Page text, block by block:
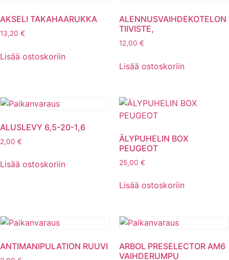
AKSELI TAKAHAARUKKA
13,20 €
Lisää ostoskoriin
ALENNUSVAIHDEKOTELON
TIIVISTE,
12,00 €
Lisää ostoskoriin
ALUSLEVY 6,5-20-1,6
2,00 €
Lisää ostoskoriin
ÄLYPUHELIN BOX
PEUGEOT
25,00 €
Lisää ostoskoriin
ANTIMANIPULATION RUUVI
ARBOL PRESELECTOR AM6
VAIHDERUMPU